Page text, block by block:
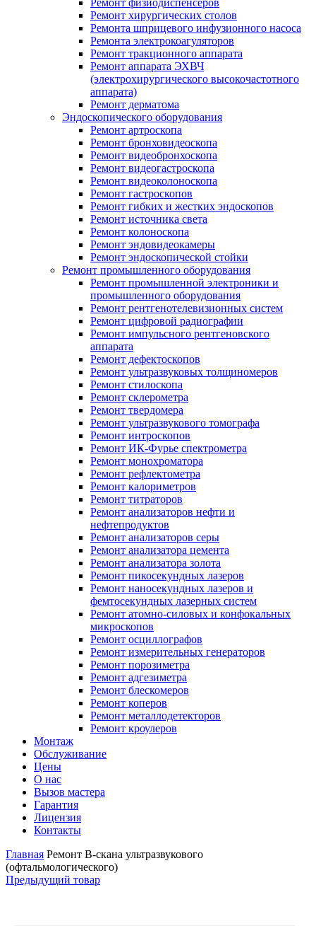
Ремонт хирургических столов
Ремонта шприцевого инфузионного насоса
Ремонта электрокоагуляторов
Ремонт тракционного аппарата
Ремонт аппарата ЭХВЧ
(электрохирургического высокочастотного
аппарата)
Ремонт дерматома
Эндоскопического оборудования
Ремонт артроскопа
Ремонт бронховидеоскопа
Ремонт видеобронхоскопа
Ремонт видеогастроскопа
Ремонт видеоколоноскопа
Ремонт гастроскопов
Ремонт гибких и жестких эндоскопов
Ремонт источника света
Ремонт колоноскопа
Ремонт эндовидеокамеры
Ремонт эндоскопической стойки
Ремонт промышленного оборудования
Ремонт промышленной электроники и
промышленного оборудования
Ремонт рентгенотелевизионных систем
Ремонт цифровой радиографии
Ремонт импульсного рентгеновского
аппарата
Ремонт дефектоскопов
Ремонт ультразвуковых толщиномеров
Ремонт стилоскопа
Ремонт склерометра
Ремонт твердомера
Ремонт ультразвукового томографа
Ремонт интроскопов
Ремонт ИК-Фурье спектрометра
Ремонт монохроматора
Ремонт рефлектометра
Ремонт калориметров
Ремонт титраторов
Ремонт анализаторов нефти и
нефтепродуктов
Ремонт анализаторов серы
Ремонт анализатора цемента
Ремонт анализатора золота
Ремонт пикосекундных лазеров
Ремонт наносекундных лазеров и
фемтосекундных лазерных систем
Ремонт атомно-силовых и конфокальных
микроскопов
Ремонт осциллографов
Ремонт измерительных генераторов
Ремонт порозиметра
Ремонт адгезиметра
Ремонт блескомеров
Ремонт коперов
Ремонт металлодетекторов
Ремонт кроулеров
Монтаж
Обслуживание
Цены
О нас
Вызов мастера
Гарантия
Лицензия
Контакты
Главная Ремонт B-скана ультразвукового
(офтальмологического)
Предыдущий товар